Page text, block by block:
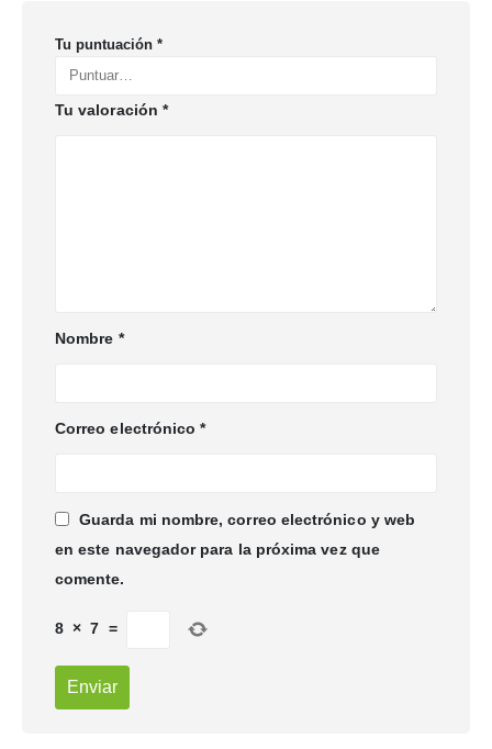
Tu puntuación *
Tu valoración *
Nombre *
Correo electrónico*
Guarda mi nombre, correo electrónico y web
en este navegador para la próxima vez que
comente.
8 × 7 =